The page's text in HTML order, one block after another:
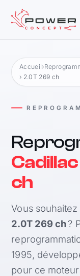
Accueil›
› 2.0T 269 ch
ch
Vous
2.0T 269 ch?
1995,
pour ce